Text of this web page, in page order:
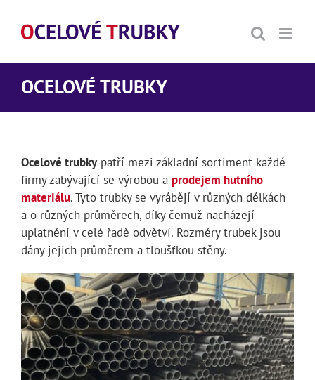
obsah
OCELOVÉ TRUBKY
Ocelové trubkypatří mezi základní sortiment každé
firmy zabývající se výrobou a prodejem hutního
materiálu. Tyto trubky se vyrábějí v různých délkách
a o různých průměrech, díky čemuž nacházejí
uplatnění v celé řadě odvětví. Rozměry trubek jsou
dány jejich průměrem a tloušťkou stěny.